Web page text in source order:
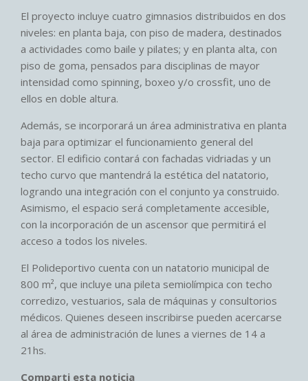
El proyecto incluye cuatro gimnasios distribuidos en dos
niveles: en planta baja, con piso de madera, destinados
a actividades como baile y pilates; y en planta alta, con
piso de goma, pensados para disciplinas de mayor
intensidad como spinning, boxeo y/o crossfit, uno de
ellos en doble altura.
Además, se incorporará un área administrativa en planta
baja para optimizar el funcionamiento general del
sector. El edificio contará con fachadas vidriadas y un
techo curvo que mantendrá la estética del natatorio,
logrando una integración con el conjunto ya construido.
Asimismo, el espacio será completamente accesible,
con la incorporación de un ascensor que permitirá el
acceso a todos los niveles.
El Polideportivo cuenta con un natatorio municipal de
800 m², que incluye una pileta semiolímpica con techo
corredizo, vestuarios, sala de máquinas y consultorios
médicos. Quienes deseen inscribirse pueden acercarse
al área de administración de lunes a viernes de 14 a
21hs.
Comparti esta noticia